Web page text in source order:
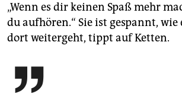
„Wenn es dir keinen Spaß mehr
du aufhören.“ Sie ist gespannt, wie
dort weitergeht, tippt auf Ketten.
